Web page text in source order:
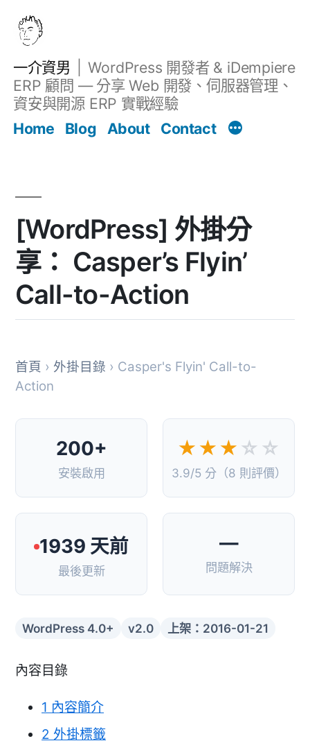
一介資男
WordPress 開發者 & iDempiere
ERP 顧問 — 分享 Web 開發、伺服器管理、
資安與開源 ERP 實戰經驗
Home
Blog About Contact
[WordPress] 外掛分
享： Casper’s Flyin’
Call-to-Action
首頁 › 外掛目錄 › Casper's Flyin' Call-to-
Action
200+
安裝啟用
★★★ ☆☆
3.9/5 分（8 則評價）
1939 天前
最後更新
—
問題解決
WordPress 4.0+ v2.0 上架：2016-01-21
內容目錄
1 內容簡介
2 外掛標籤
文章 Filter